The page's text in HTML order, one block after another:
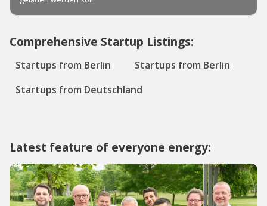
Comprehensive Startup Listings:
Startups from Berlin
Startups from Berlin
Startups from Deutschland
Latest feature of everyone energy: